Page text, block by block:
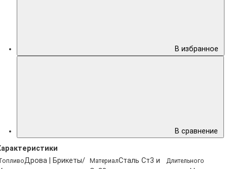
В избранное
В сравнение
Дрова | Брикеты/
МатериалСталь Ст3 и
Длительного